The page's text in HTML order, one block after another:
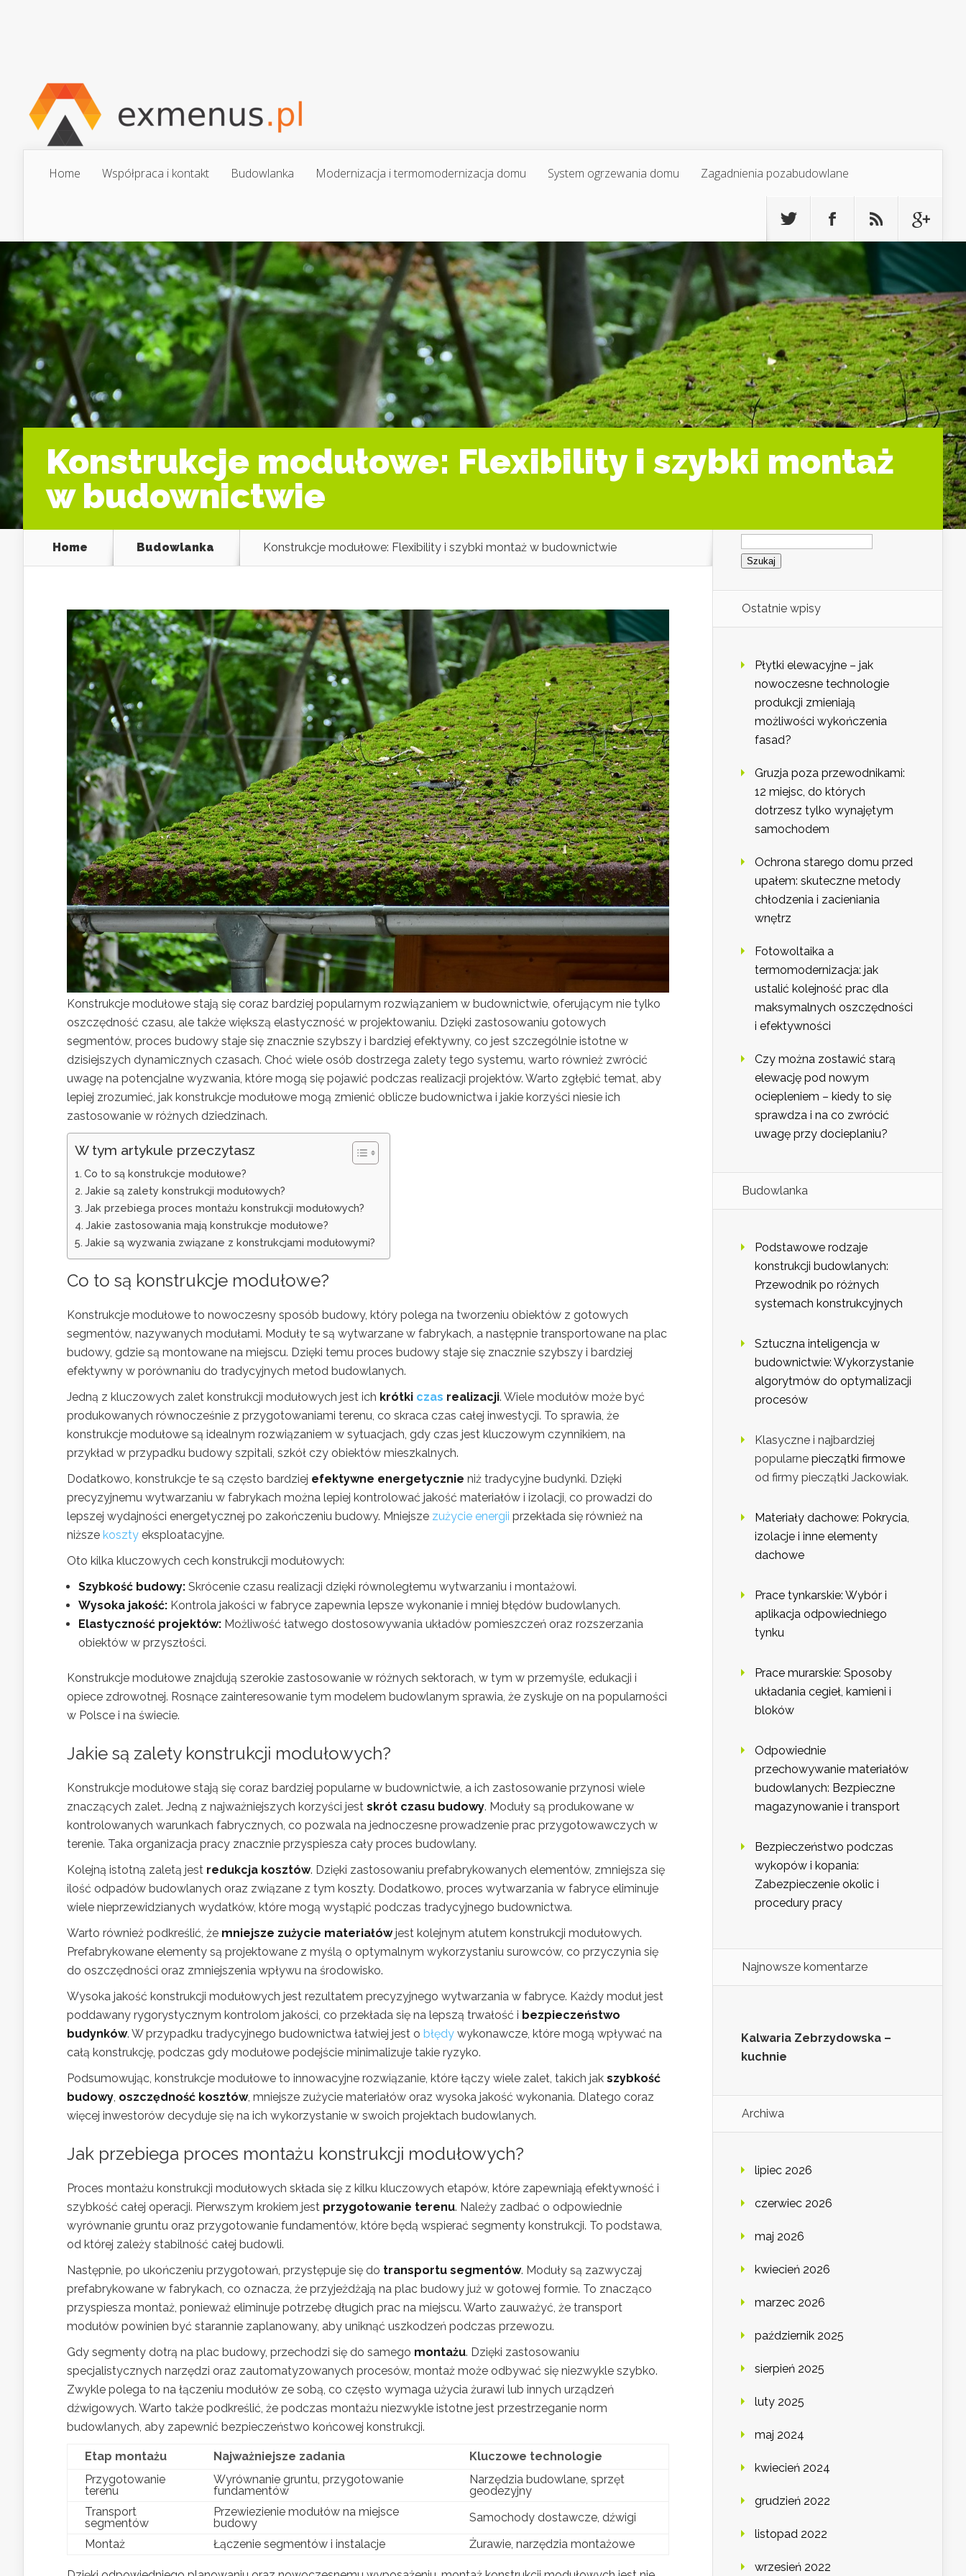
Home Współpraca i kontakt Budowlanka Modernizacja i termomodernizacja domu System ogrzewania domu Zagadnienia pozabudowlane
Konstrukcje modułowe: Flexibility i szybki montaż
w budownictwie
Home Budowlanka Konstrukcje modułowe: Flexibility i szybki montaż w budownictwie
Konstrukcje modułowe stają się coraz bardziej popularnym rozwiązaniem w budownictwie, oferującym nie tylko
oszczędność czasu, ale także większą elastyczność w projektowaniu. Dzięki zastosowaniu gotowych
segmentów, proces budowy staje się znacznie szybszy i bardziej efektywny, co jest szczególnie istotne w
dzisiejszych dynamicznych czasach. Choć wiele osób dostrzega zalety tego systemu, warto również zwrócić
uwagę na potencjalne wyzwania, które mogą się pojawić podczas realizacji projektów. Warto zgłębić temat, aby
lepiej zrozumieć, jak konstrukcje modułowe mogą zmienić oblicze budownictwa i jakie korzyści niesie ich
zastosowanie w różnych dziedzinach.
W tym artykule przeczytasz
Co to są konstrukcje modułowe?
Jakie są zalety konstrukcji modułowych?
Jak przebiega proces montażu konstrukcji modułowych?
Jakie zastosowania mają konstrukcje modułowe?
Jakie są wyzwania związane z konstrukcjami modułowymi?
Co to są konstrukcje modułowe?
Konstrukcje modułowe to nowoczesny sposób budowy, który polega na tworzeniu obiektów z gotowych
segmentów, nazywanych modułami. Moduły te są wytwarzane w fabrykach, a następnie transportowane na plac
budowy, gdzie są montowane na miejscu. Dzięki temu proces budowy staje się znacznie szybszy i bardziej
efektywny w porównaniu do tradycyjnych metod budowlanych.
Jedną z kluczowych zalet konstrukcji modułowych jest ich krótki czas realizacji. Wiele modułów może być
produkowanych równocześnie z przygotowaniami terenu, co skraca czas całej inwestycji. To sprawia, że
konstrukcje modułowe są idealnym rozwiązaniem w sytuacjach, gdy czas jest kluczowym czynnikiem, na
przykład w przypadku budowy szpitali, szkół czy obiektów mieszkalnych.
Dodatkowo, konstrukcje te są często bardziej efektywne energetycznie niż tradycyjne budynki. Dzięki
precyzyjnemu wytwarzaniu w fabrykach można lepiej kontrolować jakość materiałów i izolacji, co prowadzi do
lepszej wydajności energetycznej po zakończeniu budowy. Mniejsze zużycie energii przekłada się również na
niższe koszty eksploatacyjne.
Oto kilka kluczowych cech konstrukcji modułowych:
Szybkość budowy: Skrócenie czasu realizacji dzięki równoległemu wytwarzaniu i montażowi.
Wysoka jakość: Kontrola jakości w fabryce zapewnia lepsze wykonanie i mniej błędów budowlanych.
Elastyczność projektów: Możliwość łatwego dostosowywania układów pomieszczeń oraz rozszerzania
obiektów w przyszłości.
Konstrukcje modułowe znajdują szerokie zastosowanie w różnych sektorach, w tym w przemyśle, edukacji i
opiece zdrowotnej. Rosnące zainteresowanie tym modelem budowlanym sprawia, że zyskuje on na popularności
w Polsce i na świecie.
Jakie są zalety konstrukcji modułowych?
Konstrukcje modułowe stają się coraz bardziej popularne w budownictwie, a ich zastosowanie przynosi wiele
znaczących zalet. Jedną z najważniejszych korzyści jest skrót czasu budowy. Moduły są produkowane w
kontrolowanych warunkach fabrycznych, co pozwala na jednoczesne prowadzenie prac przygotowawczych w
terenie. Taka organizacja pracy znacznie przyspiesza cały proces budowlany.
Kolejną istotną zaletą jest redukcja kosztów. Dzięki zastosowaniu prefabrykowanych elementów, zmniejsza się
ilość odpadów budowlanych oraz związane z tym koszty. Dodatkowo, proces wytwarzania w fabryce eliminuje
wiele nieprzewidzianych wydatków, które mogą wystąpić podczas tradycyjnego budownictwa.
Warto również podkreślić, że mniejsze zużycie materiałówjest kolejnym atutem konstrukcji modułowych.
Prefabrykowane elementy są projektowane z myślą o optymalnym wykorzystaniu surowców, co przyczynia się
do oszczędności oraz zmniejszenia wpływu na środowisko.
Wysoka jakość konstrukcji modułowych jest rezultatem precyzyjnego wytwarzania w fabryce. Każdy moduł jest
poddawany rygorystycznym kontrolom jakości, co przekłada się na lepszą trwałość i bezpieczeństwo
budynków. W przypadku tradycyjnego budownictwa łatwiej jest o błędy wykonawcze, które mogą wpływać na
całą konstrukcję, podczas gdy modułowe podejście minimalizuje takie ryzyko.
Podsumowując, konstrukcje modułowe to innowacyjne rozwiązanie, które łączy wiele zalet, takich jak szybkość
budowy, oszczędność kosztów, mniejsze zużycie materiałów oraz wysoka jakość wykonania. Dlatego coraz
więcej inwestorów decyduje się na ich wykorzystanie w swoich projektach budowlanych.
Jak przebiega proces montażu konstrukcji modułowych?
Proces montażu konstrukcji modułowych składa się z kilku kluczowych etapów, które zapewniają efektywność i
szybkość całej operacji. Pierwszym krokiem jest przygotowanie terenu. Należy zadbać o odpowiednie
wyrównanie gruntu oraz przygotowanie fundamentów, które będą wspierać segmenty konstrukcji. To podstawa,
od której zależy stabilność całej budowli.
Następnie, po ukończeniu przygotowań, przystępuje się do transportu segmentów. Moduły są zazwyczaj
prefabrykowane w fabrykach, co oznacza, że przyjeżdżają na plac budowy już w gotowej formie. To znacząco
przyspiesza montaż, ponieważ eliminuje potrzebę długich prac na miejscu. Warto zauważyć, że transport
modułów powinien być starannie zaplanowany, aby uniknąć uszkodzeń podczas przewozu.
Gdy segmenty dotrą na plac budowy, przechodzi się do samego montażu. Dzięki zastosowaniu
specjalistycznych narzędzi oraz zautomatyzowanych procesów, montaż może odbywać się niezwykle szybko.
Zwykle polega to na łączeniu modułów ze sobą, co często wymaga użycia żurawi lub innych urządzeń
dźwigowych. Warto także podkreślić, że podczas montażu niezwykle istotne jest przestrzeganie norm
budowlanych, aby zapewnić bezpieczeństwo końcowej konstrukcji.
Etap montażu Najważniejsze zadania
Kluczowe technologie
Przygotowanie
terenu
Wyrównanie gruntu, przygotowanie
fundamentów
Narzędzia budowlane, sprzęt
geodezyjny
Transport
segmentów
Przewiezienie modułów na miejsce
budowy
Samochody dostawcze, dźwigi
Montaż
Łączenie segmentów i instalacje Żurawie, narzędzia montażowe
Szukaj:
Ostatnie wpisy
Płytki elewacyjne – jak
nowoczesne technologie
produkcji zmieniają
możliwości wykończenia
fasad?
Gruzja poza przewodnikami:
12 miejsc, do których
dotrzesz tylko wynajętym
samochodem
Ochrona starego domu przed
upałem: skuteczne metody
chłodzenia i zacieniania
wnętrz
Fotowoltaika a
termomodernizacja: jak
ustalić kolejność prac dla
maksymalnych oszczędności
i efektywności
Czy można zostawić starą
elewację pod nowym
ociepleniem – kiedy to się
sprawdza i na co zwrócić
uwagę przy docieplaniu?
Budowlanka
Podstawowe rodzaje
konstrukcji budowlanych:
Przewodnik po różnych
systemach konstrukcyjnych
Sztuczna inteligencja w
budownictwie: Wykorzystanie
algorytmów do optymalizacji
procesów
Klasyczne i najbardziej
popularne pieczątki firmowe
od firmy pieczątki Jackowiak.
Materiały dachowe: Pokrycia,
izolacje i inne elementy
dachowe
Prace tynkarskie: Wybór i
aplikacja odpowiedniego
tynku
Prace murarskie: Sposoby
układania cegieł, kamieni i
bloków
Odpowiednie
przechowywanie materiałów
budowlanych: Bezpieczne
magazynowanie i transport
Bezpieczeństwo podczas
wykopów i kopania:
Zabezpieczenie okolic i
procedury pracy
Najnowsze komentarze
Kalwaria Zebrzydowska –
kuchnie
Archiwa
lipiec 2026
czerwiec 2026
maj 2026
kwiecień 2026
marzec 2026
październik 2025
sierpień 2025
luty 2025
maj 2024
kwiecień 2024
grudzień 2022
listopad 2022
wrzesień 2022